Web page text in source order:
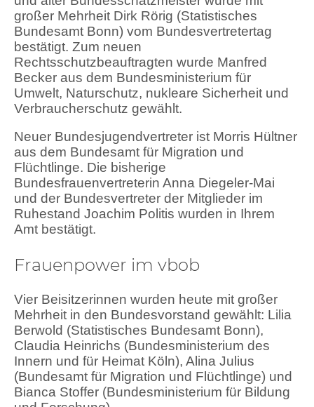
großer Mehrheit Dirk Rörig (Statistisches
Bundesamt Bonn) vom Bundesvertretertag
bestätigt. Zum neuen
Rechtsschutzbeauftragten wurde Manfred
Becker aus dem Bundesministerium für
Umwelt, Naturschutz, nukleare Sicherheit und
Verbraucherschutz gewählt.
Neuer Bundesjugendvertreter ist Morris Hültner
aus dem Bundesamt für Migration und
Flüchtlinge. Die bisherige
Bundesfrauenvertreterin Anna Diegeler-Mai
und der Bundesvertreter der Mitglieder im
Ruhestand Joachim Politis wurden in Ihrem
Amt bestätigt.
Frauenpower im vbob
Vier Beisitzerinnen wurden heute mit großer
Mehrheit in den Bundesvorstand gewählt: Lilia
Berwold (Statistisches Bundesamt Bonn),
Claudia Heinrichs (Bundesministerium des
Innern und für Heimat Köln), Alina Julius
(Bundesamt für Migration und Flüchtlinge) und
Bianca Stoffer (Bundesministerium für Bildung